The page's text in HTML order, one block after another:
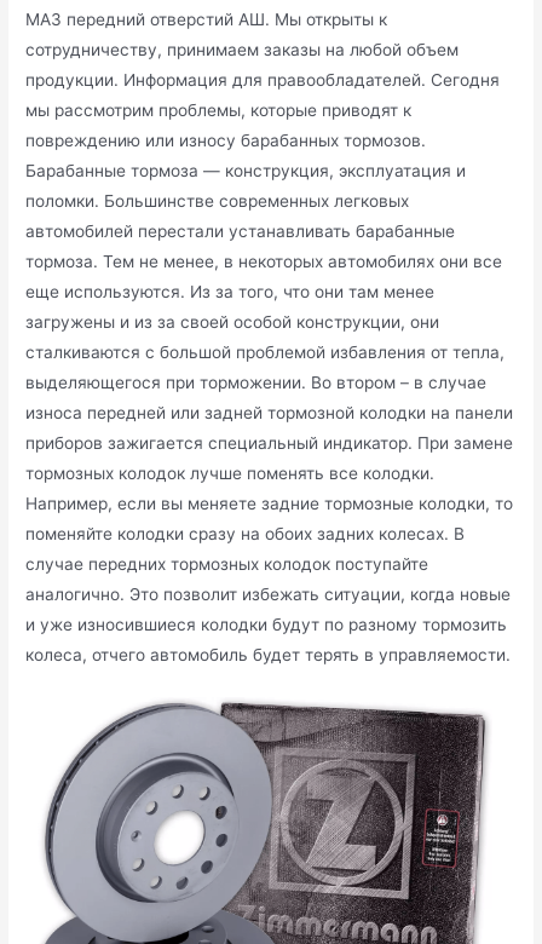
МАЗ передний отверстий АШ. Мы открыты к
сотрудничеству, принимаем заказы на любой объем
продукции. Информация для правообладателей. Сегодня
мы рассмотрим проблемы, которые приводят к
повреждению или износу барабанных тормозов.
Барабанные тормоза — конструкция, эксплуатация и
поломки. Большинстве современных легковых
автомобилей перестали устанавливать барабанные
тормоза. Тем не менее, в некоторых автомобилях они все
еще используются. Из за того, что они там менее
загружены и из за своей особой конструкции, они
сталкиваются с большой проблемой избавления от тепла,
выделяющегося при торможении. Во втором – в случае
износа передней или задней тормозной колодки на панели
приборов зажигается специальный индикатор. При замене
тормозных колодок лучше поменять все колодки.
Например, если вы меняете задние тормозные колодки, то
поменяйте колодки сразу на обоих задних колесах. В
случае передних тормозных колодок поступайте
аналогично. Это позволит избежать ситуации, когда новые
и уже износившиеся колодки будут по разному тормозить
колеса, отчего автомобиль будет терять в управляемости.